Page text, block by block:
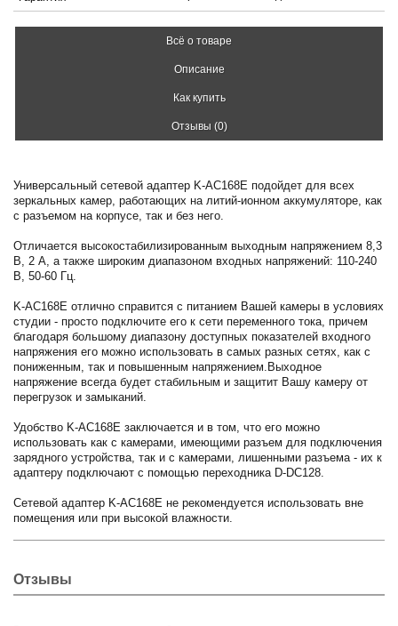
Всё о товаре
Описание
Как купить
Отзывы (0)
Универсальный сетевой адаптер K-AC168E подойдет для всех
зеркальных камер, работающих на литий-ионном аккумуляторе, как
с разъемом на корпусе, так и без него.
Отличается высокостабилизированным выходным напряжением 8,3
B, 2 А, а также широким диапазоном входных напряжений: 110-240
В, 50-60 Гц.
K-AC168E отлично справится с питанием Вашей камеры в условиях
студии - просто подключите его к сети переменного тока, причем
благодаря большому диапазону доступных показателей входного
напряжения его можно использовать в самых разных сетях, как с
пониженным, так и повышенным напряжением.Выходное
напряжение всегда будет стабильным и защитит Вашу камеру от
перегрузок и замыканий.
Удобство K-AC168E заключается и в том, что его можно
использовать как с камерами, имеющими разъем для подключения
зарядного устройства, так и с камерами, лишенными разъема - их к
адаптеру подключают с помощью переходника D-DC128.
Сетевой адаптер K-AC168E не рекомендуется использовать вне
помещения или при высокой влажности.
Отзывы